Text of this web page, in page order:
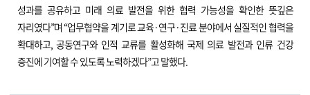
성과를 공유하고 미래 의료 발전을 위한 협력 가능성을 확인한 뜻깊은
자리였다”며 “업무협약을 계기로 교육·연구·진료 분야에서 실질적인 협력을
확대하고, 공동연구와 인적 교류를 활성화해 국제 의료 발전과 인류 건강
증진에 기여할 수 있도록 노력하겠다”고 말했다.